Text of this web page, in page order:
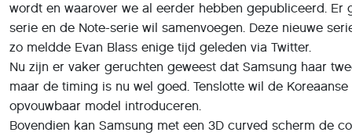
wordt en waarover we al eerder hebben gepubliceerd.
serie en de Note-serie wil samenvoegen. Deze nieuwe
zo meldde Evan Blass enige tijd geleden via Twitter.
Nu zijn er vaker geruchten geweest dat Samsung haar
maar de timing is nu wel goed. Tenslotte wil de
opvouwbaar model introduceren.
Bovendien kan Samsung met een 3D curved scherm de